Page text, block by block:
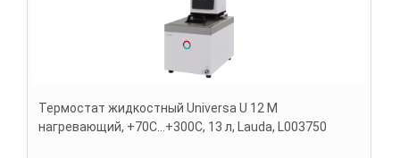
Термостат жидкостный Universa U 12 M
нагревающий, +70С...+300С, 13 л, Lauda, L003750